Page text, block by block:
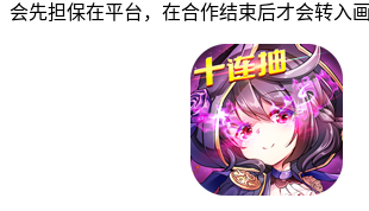
会先担保在平台，在合作结束后才会转入